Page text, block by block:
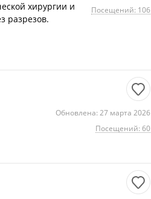
Посещений: 106
хирургии и
разрезов.
Обновлена: 27 марта 2026
Посещений: 60